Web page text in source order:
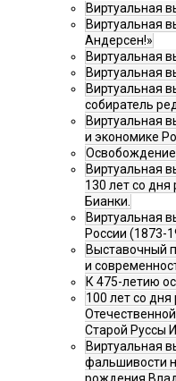
Виртуальная
Виртуальная
Андерсен!»
Виртуальная
Виртуальная
Виртуальная
собиратель
Виртуальная
и экономике
Освобождение
Виртуальная
130 лет со
Бианки.
Виртуальная
России (1873-
Выставочный
и
К 475-летию
100 лет со
Старой Руссы
Виртуальная
фальшивости